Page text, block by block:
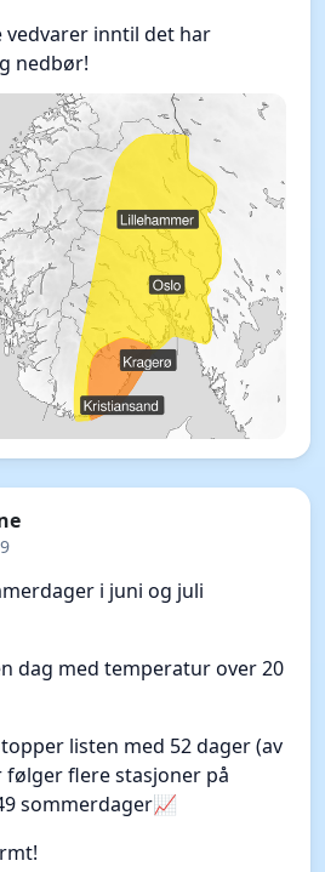
inntil det har
nedbør!
i juni og juli
dag med temperatur over 20
listen med 52 dager (av
følger flere stasjoner på
sommerdager📈